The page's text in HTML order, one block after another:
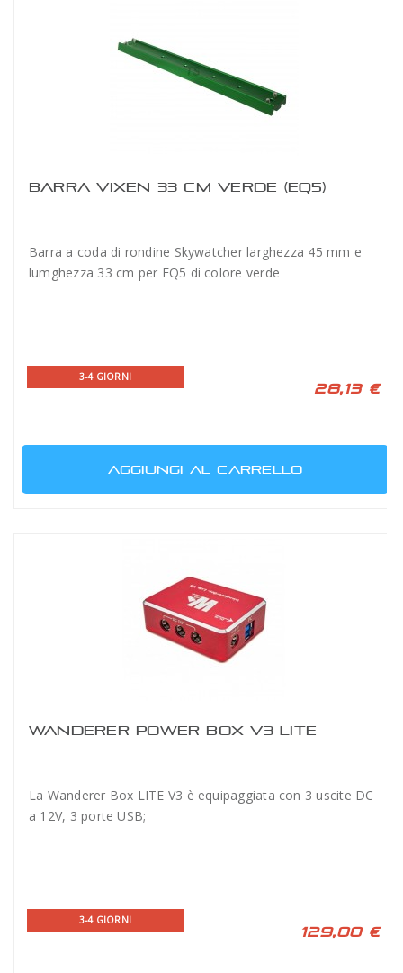
BARRA VIXEN 33 CM VERDE (EQ5)
Barra a coda di rondine Skywatcher larghezza 45 mm e
lumghezza 33 cm per EQ5 di colore verde
3-4 GIORNI
28,13 €
AGGIUNGI AL CARRELLO
WANDERER POWER BOX V3 LITE
La Wanderer Box LITE V3 è equipaggiata con 3 uscite DC
a 12V, 3 porte USB;
3-4 GIORNI
129,00 €